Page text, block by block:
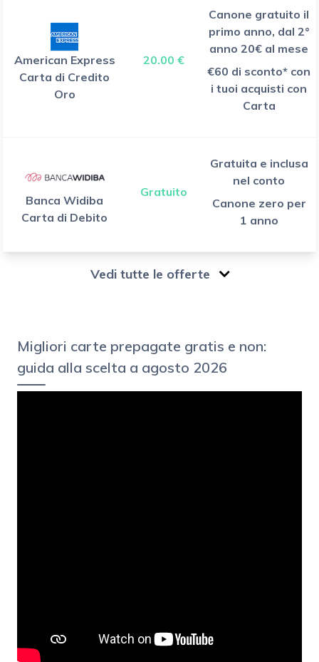
American Express
Carta di Credito
Oro
20.00 €
Canone gratuito il
primo anno, dal 2°
anno 20€ al mese
€60 di sconto* con
i tuoi acquisti con
Carta
Banca Widiba
Carta di Debito
Gratuito
Gratuita e inclusa
nel conto
Canone zero per
1 anno
Vedi tutte le offerte
Migliori carte prepagate gratis e non:
guida alla scelta a agosto 2026